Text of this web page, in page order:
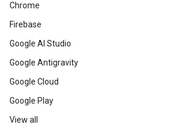
Chrome
Firebase
Google AI Studio
Google Antigravity
Google Cloud
Google Play
View all